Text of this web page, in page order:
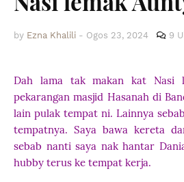
by Ezna Khalili - Ogos 23, 2024 9
Dah lama tak makan kat Nasi
pekarangan masjid Hasanah di
lain pulak tempat ni. Lainnya
tempatnya. Saya bawa kereta
sebab nanti saya nak hantar
hubby terus ke tempat kerja.